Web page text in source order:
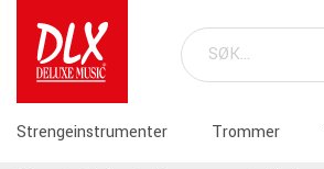
Strengeinstrumenter Trommer